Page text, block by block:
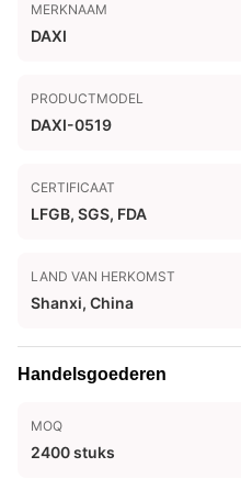
MERKNAAM
DAXI
PRODUCTMODEL
DAXI-0519
CERTIFICAAT
LFGB, SGS, FDA
LAND VAN HERKOMST
Shanxi, China
Handelsgoederen
MOQ
2400 stuks